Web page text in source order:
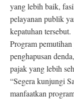
yang lebih baik,
pelayanan publik
kepatuhan tersebut.
Program
penghapusan
pajak yang lebih
“Segera kunjungi
manfaatkan